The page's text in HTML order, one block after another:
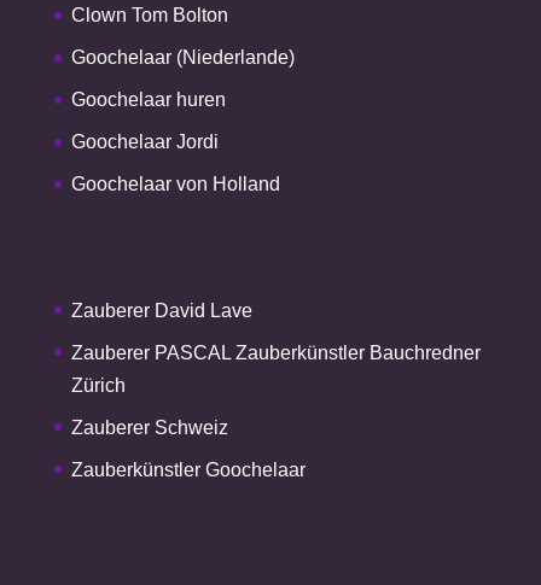
Clown Tom Bolton
Goochelaar (Niederlande)
Goochelaar huren
Goochelaar Jordi
Goochelaar von Holland
Zauberer David Lave
Zauberer PASCAL Zauberkünstler Bauchredner
Zürich
Zauberer Schweiz
Zauberkünstler Goochelaar